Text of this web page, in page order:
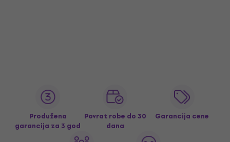
Produžena
garancija za 3 god
Povrat robe do 30
dana
Garancija cene